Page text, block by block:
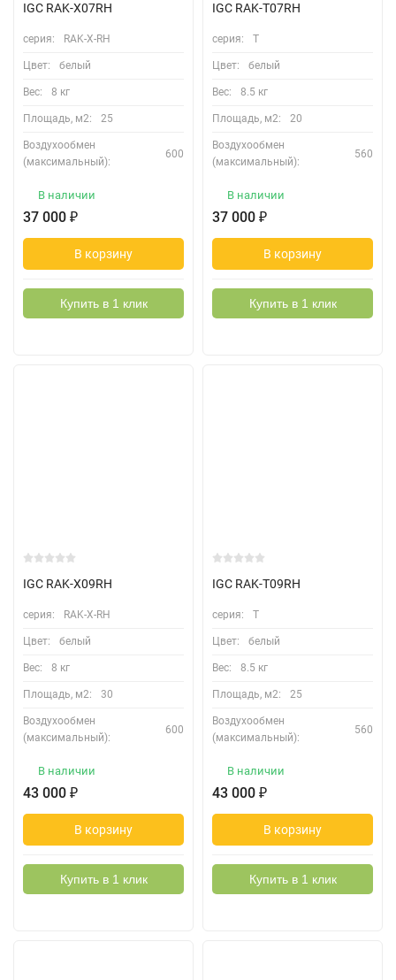
IGC RAK-X07RH
серия: RAK-X-RH
Цвет: белый
Вес: 8 кг
Площадь, м2: 25
Воздухообмен
(максимальный):
600
В наличии
37 000 ₽
В корзину
Купить в 1 клик
IGC RAK-T07RH
серия: T
Цвет: белый
Вес: 8.5 кг
Площадь, м2: 20
Воздухообмен
(максимальный):
560
В наличии
37 000 ₽
В корзину
Купить в 1 клик
IGC RAK-X09RH
серия: RAK-X-RH
Цвет: белый
Вес: 8 кг
Площадь, м2: 30
Воздухообмен
(максимальный):
600
В наличии
43 000 ₽
В корзину
Купить в 1 клик
IGC RAK-T09RH
серия: T
Цвет: белый
Вес: 8.5 кг
Площадь, м2: 25
Воздухообмен
(максимальный):
560
В наличии
43 000 ₽
В корзину
Купить в 1 клик